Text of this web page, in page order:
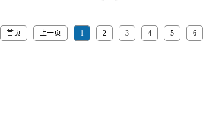
首页 上一页 1 2 3 4 5 6